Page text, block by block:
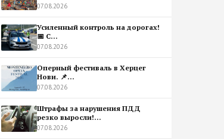
07.08.2026
Усиленный контроль на дорогах!
📅 С...
07.08.2026
Оперный фестиваль в Херцег
Нови. 📌...
07.08.2026
Штрафы за нарушения ПДД
резко выросли!...
07.08.2026